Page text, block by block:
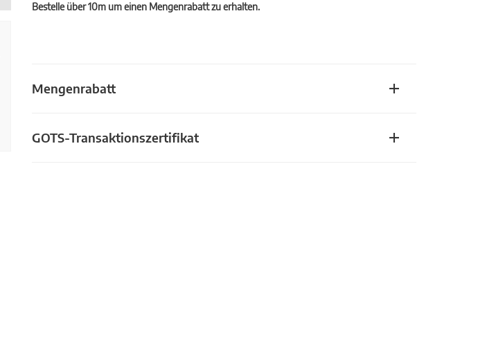
Bestelle über 10m um einen Mengenrabatt zu erhalten.
Mengenrabatt
GOTS-Transaktionszertifikat